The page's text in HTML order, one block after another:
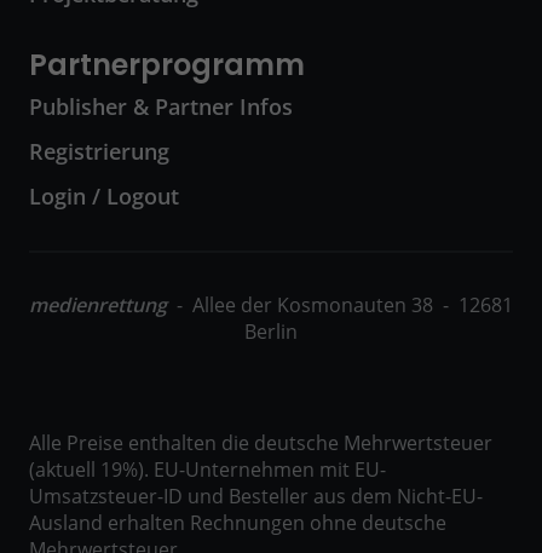
Partnerprogramm
Publisher & Partner Infos
Registrierung
Login / Logout
medienrettung - Allee der Kosmonauten 38 - 12681
Berlin
Alle Preise enthalten die deutsche Mehrwertsteuer
(aktuell 19%). EU-Unternehmen mit EU-
Umsatzsteuer-ID und Besteller aus dem Nicht-EU-
Ausland erhalten Rechnungen ohne deutsche